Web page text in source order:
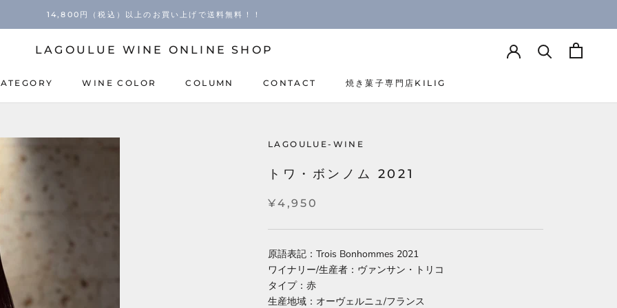
14,800円（税込）以上のお買い上げで送料無料！！
WINE COLOR
COLUMN
CONTACT
焼き菓子専門店KILIG
LAGOULUE WINE ONLINE SHOP
LAGOULUE-WINE
トワ・ボンノム 2021
¥4,950
原語表記：Trois Bonhommes 2021
ワイナリー/生産者：ヴァンサン・トリコ
タイプ：赤
生産地域：オーヴェルニュ/フランス